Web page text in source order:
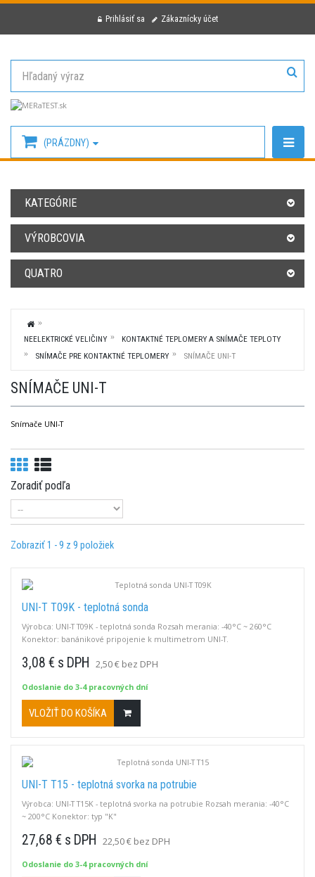
Prihlásiť sa Zákaznícky účet
(PRÁZDNY)
KATEGÓRIE
VÝROBCOVIA
QUATRO
NEELEKTRICKÉ VELIČINY
KONTAKTNÉ TEPLOMERY A SNÍMAČE TEPLOTY
SNÍMAČE PRE KONTAKTNÉ TEPLOMERY
SNÍMAČE UNI-T
SNÍMAČE UNI-T
Snímače UNI-T
Zoradiť podľa
Zobraziť 1 - 9 z 9 položiek
UNI-T T09K - teplotná sonda
Výrobca: UNI-T T09K - teplotná sonda Rozsah merania: -40°C ~ 260°C
Konektor: banánikové pripojenie k multimetrom UNI-T.
3,08 € s DPH 2,50 € bez DPH
Odoslanie do 3-4 pracovných dní
VLOŽIŤ DO KOŠÍKA
UNI-T T15 - teplotná svorka na potrubie
Výrobca: UNI-T T15K - teplotná svorka na potrubie Rozsah merania: -40°C
~ 200°C Konektor: typ "K"
27,68 € s DPH 22,50 € bez DPH
Odoslanie do 3-4 pracovných dní